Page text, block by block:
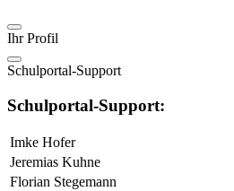
Ihr Profil
Schulportal-Support
Schulportal-Support:
Imke Hofer
Jeremias Kuhne
Florian Stegemann